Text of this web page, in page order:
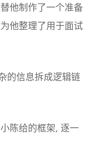
他制作了一个准备
他整理了用于面试
的信息拆成逻辑链
陈给的框架, 逐一